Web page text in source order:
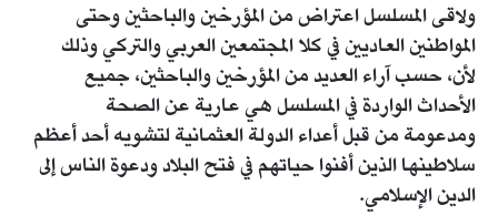
ولاقى المسلسل اعتراض من المؤرخين والباحثين وحتى
المواطنين العاديين في كلا المجتمعين العربي والتركي وذلك
لأن، حسب آراء العديد من المؤرخين والباحثين، جميع
الأحداث الواردة في المسلسل هي عارية عن الصحة
ومدعومة من قبل أعداء الدولة العثمانية لتشويه أحد أعظم
سلاطينها الذين أفنوا حياتهم في فتح البلاد ودعوة الناس إلى
الدين الإسلامي.